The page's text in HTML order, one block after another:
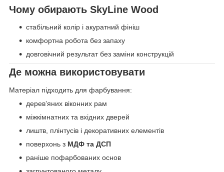
Чому обирають SkyLine Wood
стабільний колір і акуратний фініш
комфортна робота без запаху
довговічний результат без заміни конструкцій
Де можна використовувати
Матеріал підходить для фарбування:
деревʼяних віконних рам
міжкімнатних та вхідних дверей
лиштв, плінтусів і декоративних елементів
поверхонь з МДФ та ДСП
раніше пофарбованих основ